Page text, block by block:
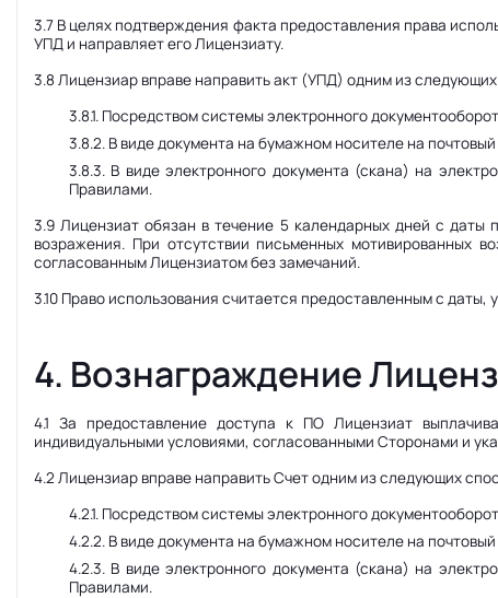
3.7 В целях подтверждения факта предоставления права
УПД и направляет его Лицензиату.
3.8 Лицензиар вправе направить акт (УПД) одним из
3.8.1. Посредством системы электронного
3.8.2. В виде документа на бумажном носителе на
3.8.3. В виде электронного документа (скана) на
Правилами.
3.9 Лицензиат обязан в течение 5 календарных дней с даты
возражения. При отсутствии письменных мотивированных
согласованным Лицензиатом без замечаний.
3.10 Право использования считается предоставленным с даты,
4. Вознаграждение
4.1 За предоставление доступа к ПО Лицензиат
индивидуальными условиями, согласованными Сторонами и
4.2 Лицензиар вправе направить Счет одним из следующих
4.2.1. Посредством системы электронного
4.2.2. В виде документа на бумажном носителе на
4.2.3. В виде электронного документа (скана) на
Правилами.